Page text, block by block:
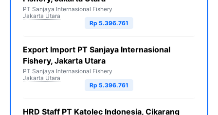
PT Sanjaya Internasional Fishery
Jakarta Utara
Rp 5.396.761
Export Import PT Sanjaya Internasional
Fishery, Jakarta Utara
PT Sanjaya Internasional Fishery
Jakarta Utara
Rp 5.396.761
HRD Staff PT Katolec Indonesia, Cikarang